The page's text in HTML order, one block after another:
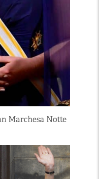
Marchesa Notte